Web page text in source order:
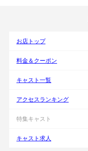
お店トップ
料金＆クーポン
キャスト一覧
アクセスランキング
特集キャスト
キャスト求人